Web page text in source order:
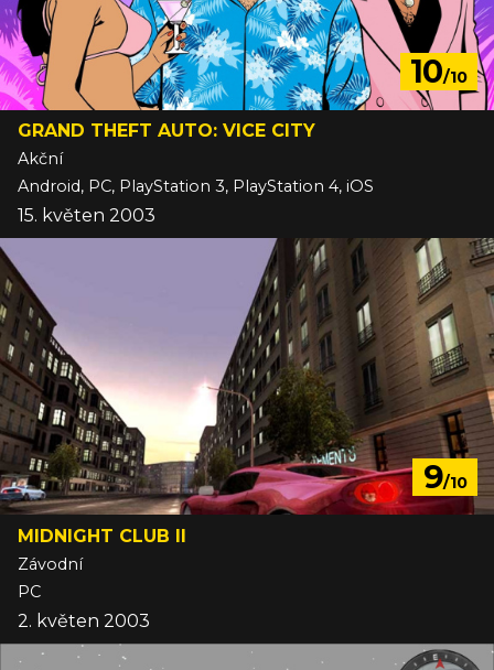
10/10
GRAND THEFT AUTO: VICE CITY
Akční
Android, PC, PlayStation 3, PlayStation 4, iOS
15. květen 2003
9/10
MIDNIGHT CLUB II
Závodní
PC
2. květen 2003